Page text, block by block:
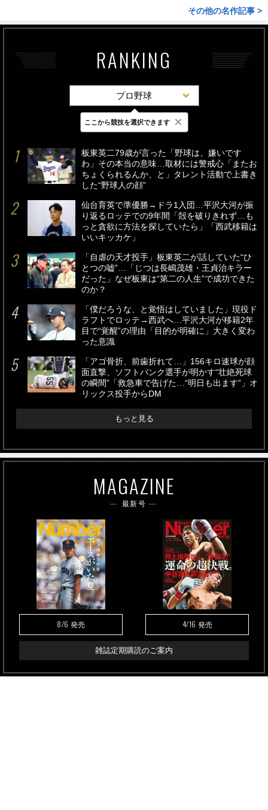
その他の名作記事 >
RANKING
プロ野球
最新 24時間 週間
板東英二79歳が言った「野球は、嫌いです
わ」その本当の意味…取材には警戒心「またお
ちょくられるんか、と」タレント活動で上書き
した“野球人の顔”
仙台育英で準優勝→ドラ1入団…平沢大河が振
り返るロッテでの9年間「殻を破りきれず…も
っと貪欲に方法を探していたら」「西武移籍は
いいキッカケ」
「自虐の天才投手」板東英二が話していた“ひ
とつの嘘”…「じつは長嶋茂雄・王貞治キラー
だった」なぜ板東は“第二の人生”で成功できた
のか？
「僕だろうな、と覚悟はしていました」現役ド
ラフトでロッテ→西武へ…平沢大河が移籍2年
目で“覚醒”の理由「目的が明確に」大きく変わ
った意識
「アゴ骨折、前歯折れて…」156キロ速球が顔
面直撃、ソフトバンク選手が明かす“壮絶死球
の瞬間”「救急車で告げた…“明日も出ます”」オ
リックス投手からDM
もっと見る
MAGAZINE
最新号
8/6 発売 4/16 発売
雑誌定期購読のご案内
ここから競技を選択できます ×